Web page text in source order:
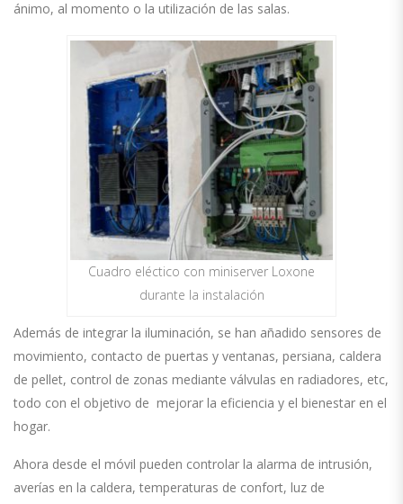
ánimo, al momento o la utilización de las salas.
Cuadro eléctico con miniserver Loxone
durante la instalación
Además de integrar la iluminación, se han añadido sensores de
movimiento, contacto de puertas y ventanas, persiana, caldera
de pellet, control de zonas mediante válvulas en radiadores, etc,
todo con el objetivo de mejorar la eficiencia y el bienestar en el
hogar.
Ahora desde el móvil pueden controlar la alarma de intrusión,
averías en la caldera, temperaturas de confort, luz de